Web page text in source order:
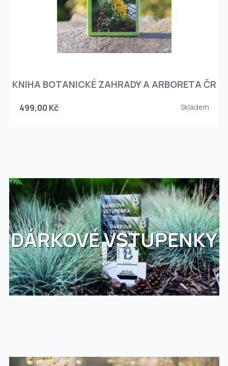
KNIHA BOTANICKÉ ZAHRADY A ARBORETA ČR
499,00 Kč Skladem
DÁRKOVÉ VSTUPENKY